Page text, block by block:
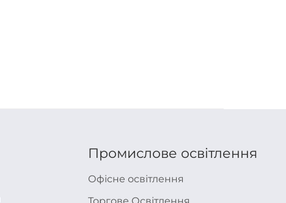
Промислове освітлення
Офісне освітлення